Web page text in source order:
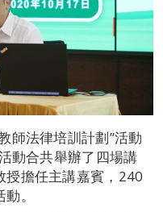
師法律培訓計劃”活動
動合共舉辦了四場講
授擔任主講嘉賓，240
。